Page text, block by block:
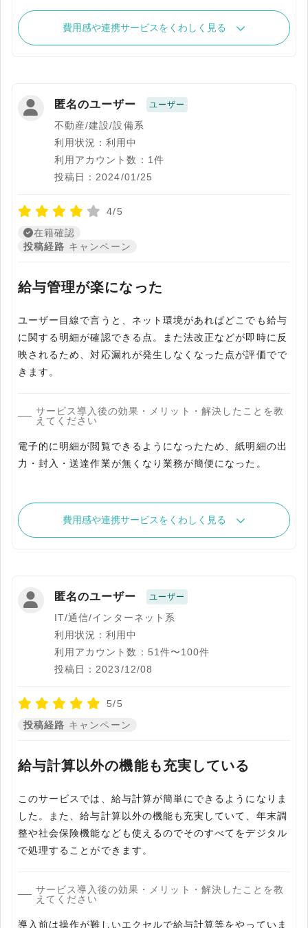
費用感や連携サービスをくわしく見る
匿名のユーザー ユーザー
不動産/建設/設備系
利用状況：利用中
利用アカウント数：1件
投稿日：2024/01/25
4/5
在籍確認
投稿経路 キャンペーン
給与管理が楽になった
ユーザー目線で言うと、ネット環境があればどこでも給与
に関する明細が確認できる点。また法改正などが即時に反
映されるため、対応漏れが発生しなくなった点が評価でで
きます。
サービス導入後の効果・メリット・解決したことを教
えてください
電子的に明細が閲覧できるようになったため、紙明細の出
力・封入・送達作業が無くなり業務が簡便になった。
費用感や連携サービスをくわしく見る
匿名のユーザー ユーザー
IT/通信/インターネット系
利用状況：利用中
利用アカウント数：51件〜100件
投稿日：2023/12/08
5/5
投稿経路 キャンペーン
給与計算以外の機能も充実している
このサービスでは、給与計算が簡単にできるようになりま
した。また、給与計算以外の機能も充実していて、年末調
整や社会保険機能なども使えるのでそのすべてをデジタル
で処理することができます。
サービス導入後の効果・メリット・解決したことを教
えてください
導入前は操作が難しいエクセルで給与計算等をやっていま